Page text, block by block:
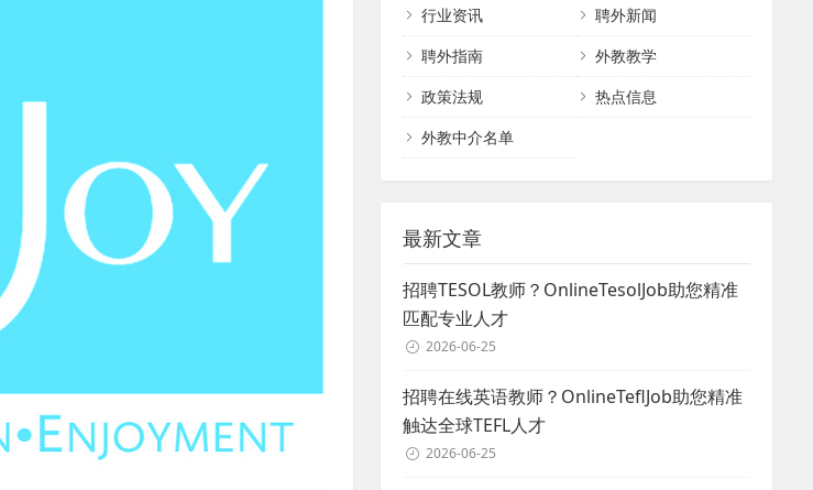
行业资讯
聘外新闻
聘外指南
外教教学
政策法规
热点信息
外教中介名单
最新文章
招聘TESOL教师？OnlineTesolJob助您精准
匹配专业人才
2026-06-25
招聘在线英语教师？OnlineTeflJob助您精准
触达全球TEFL人才
2026-06-25